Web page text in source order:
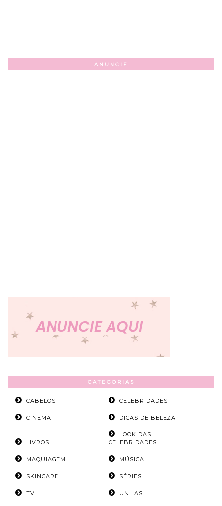
ANUNCIE
CATEGORIAS
CABELOS CELEBRIDADES
CINEMA DICAS DE BELEZA
LIVROS
LOOK DAS
CELEBRIDADES
MAQUIAGEM MÚSICA
SKINCARE SÉRIES
TV UNHAS